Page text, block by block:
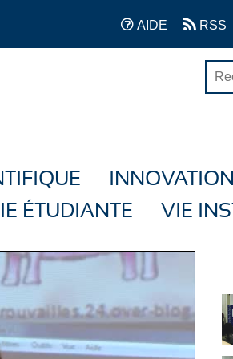
AIDE RSS
ÉTUDIANTE VIE